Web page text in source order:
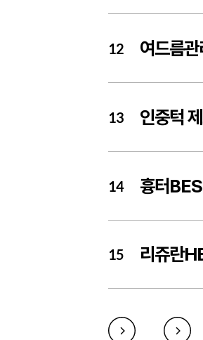
12 여드름
13 인중턱
14 흉터
15 리쥬란